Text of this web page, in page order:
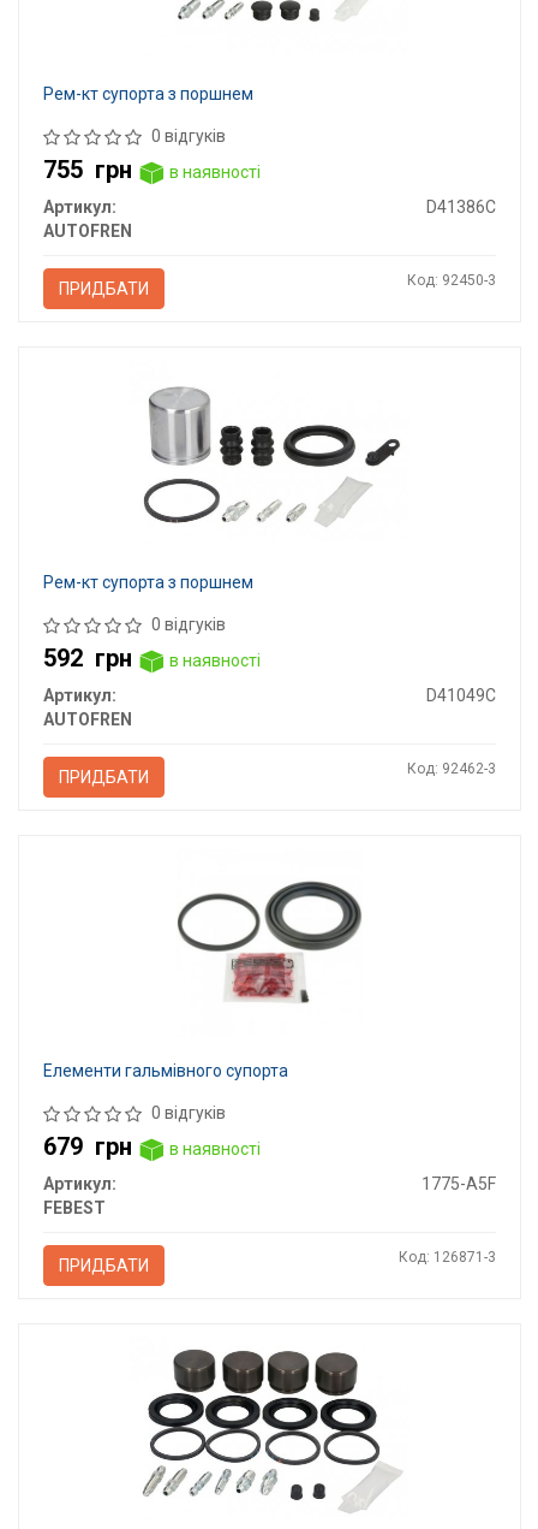
Рем-кт супорта з поршнем
0 відгуків
755 грн
в наявності
Артикул:
D41386C
AUTOFREN
ПРИДБАТИ Код: 92450-3
Рем-кт супорта з поршнем
0 відгуків
592 грн
в наявності
Артикул:
D41049C
AUTOFREN
ПРИДБАТИ Код: 92462-3
Елементи гальмівного супорта
0 відгуків
679 грн
в наявності
Артикул:
1775-A5F
FEBEST
ПРИДБАТИ Код: 126871-3